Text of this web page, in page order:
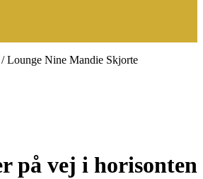
/Lounge Nine Mandie Skjorte
på vej i horisonten